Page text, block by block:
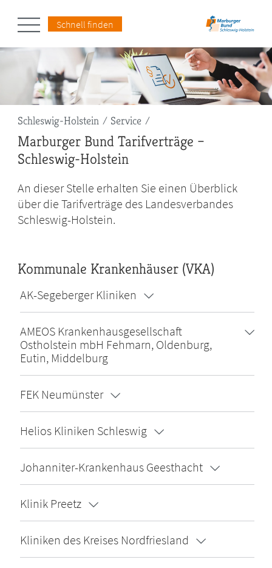
Schnell finden
Pfadnavigation
Schleswig-Holstein Service
Marburger Bund Tarifverträge –
Schleswig-Holstein
An dieser Stelle erhalten Sie einen Überblick
über die Tarifverträge des Landesverbandes
Schleswig-Holstein.
Kommunale Krankenhäuser (VKA)
AK-Segeberger Kliniken
AMEOS Krankenhausgesellschaft
Ostholstein mbH Fehmarn, Oldenburg,
Eutin, Middelburg
FEK Neumünster
Helios Kliniken Schleswig
Johanniter-Krankenhaus Geesthacht
Klinik Preetz
Kliniken des Kreises Nordfriesland